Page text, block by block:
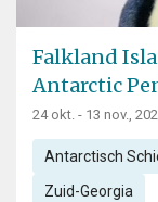
Falkland
Antarctic
24 okt. - 13 nov.,
Antarctisch
Zuid-Georgia